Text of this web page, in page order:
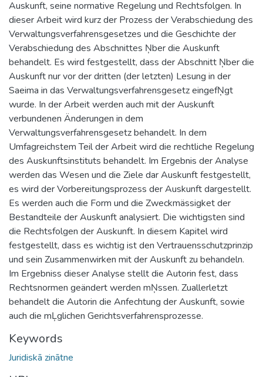
Auskunft, seine normative Regelung und Rechtsfolgen. In
dieser Arbeit wird kurz der Prozess der Verabschiedung des
Verwaltungsverfahrensgesetzes und die Geschichte der
Verabschiedung des Abschnittes Ņber die Auskunft
behandelt. Es wird festgestellt, dass der Abschnitt Ņber die
Auskunft nur vor der dritten (der letzten) Lesung in der
Saeima in das Verwaltungsverfahrensgesetz eingefŅgt
wurde. In der Arbeit werden auch mit der Auskunft
verbundenen Änderungen in dem
Verwaltungsverfahrensgesetz behandelt. In dem
Umfagreichstem Teil der Arbeit wird die rechtliche Regelung
des Auskunftsinstituts behandelt. Im Ergebnis der Analyse
werden das Wesen und die Ziele dar Auskunft festgestellt,
es wird der Vorbereitungsprozess der Auskunft dargestellt.
Es werden auch die Form und die Zweckmässigket der
Bestandteile der Auskunft analysiert. Die wichtigsten sind
die Rechtsfolgen der Auskunft. In diesem Kapitel wird
festgestellt, dass es wichtig ist den Vertrauensschutzprinzip
und sein Zusammenwirken mit der Auskunft zu behandeln.
Im Ergebniss dieser Analyse stellt die Autorin fest, dass
Rechtsnormen geändert werden mŅssen. Zuallerletzt
behandelt die Autorin die Anfechtung der Auskunft, sowie
auch die mĻglichen Gerichtsverfahrensprozesse.
Keywords
Juridiskā zinātne